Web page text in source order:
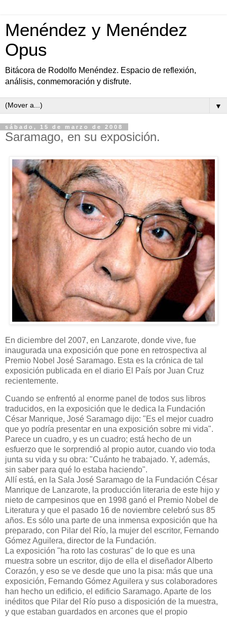
Menéndez y Menéndez
Opus
Bitácora de Rodolfo Menéndez. Espacio de reflexión,
análisis, conmemoración y disfrute.
▼
sábado, 15 de marzo de 2008
Saramago, en su exposición.
En diciembre del 2007, en Lanzarote, donde vive, fue
inaugurada una exposición que pone en retrospectiva al
Premio Nobel José Saramago. Esta es la crónica de tal
exposición publicada en el diario El País por Juan Cruz
recientemente.
Cuando se enfrentó al enorme panel de todos sus libros
traducidos, en la exposición que le dedica la Fundación
César Manrique, José Saramago dijo: "Es el mejor cuadro
que yo podría presentar en una exposición sobre mi vida".
Parece un cuadro, y es un cuadro; está hecho de un
esfuerzo que le sorprendió al propio autor, cuando vio toda
junta su vida y su obra: "Cuánto he trabajado. Y, además,
sin saber para qué lo estaba haciendo".
Allí está, en la Sala José Saramago de la Fundación César
Manrique de Lanzarote, la producción literaria de este hijo y
nieto de campesinos que en 1998 ganó el Premio Nobel de
Literatura y que el pasado 16 de noviembre celebró sus 85
años. Es sólo una parte de una inmensa exposición que ha
preparado, con Pilar del Río, la mujer del escritor, Fernando
Gómez Aguilera, director de la Fundación.
La exposición "ha roto las costuras" de lo que es una
muestra sobre un escritor, dijo de ella el diseñador Alberto
Corazón, y eso se ve desde que uno la pisa: más que una
exposición, Fernando Gómez Aguilera y sus colaboradores
han hecho un edificio, el edificio Saramago. Aparte de los
inéditos que Pilar del Río puso a disposición de la muestra,
y que estaban guardados en arcones que el propio